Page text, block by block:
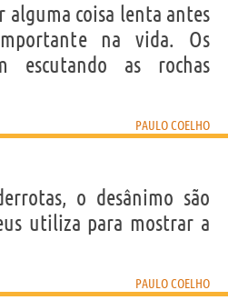
alguma coisa lenta antes
na vida. Os
escutando as rochas
PAULO COELHO
o desânimo são
utiliza para mostrar a
PAULO COELHO